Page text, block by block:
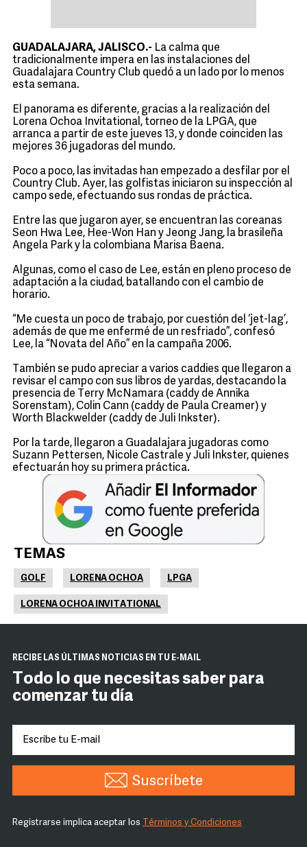
GUADALAJARA, JALISCO.- La calma que
tradicionalmente impera en las instalaciones del
Guadalajara Country Club quedó a un lado por lo menos
esta semana.
El panorama es diferente, gracias a la realización del
Lorena Ochoa Invitational, torneo de la LPGA, que
arranca a partir de este jueves 13, y donde coinciden las
mejores 36 jugadoras del mundo.
Poco a poco, las invitadas han empezado a desfilar por el
Country Club. Ayer, las golfistas iniciaron su inspección al
campo sede, efectuando sus rondas de práctica.
Entre las que jugaron ayer, se encuentran las coreanas
Seon Hwa Lee, Hee-Won Han y Jeong Jang, la brasileña
Angela Park y la colombiana Marisa Baena.
Algunas, como el caso de Lee, están en pleno proceso de
adaptación a la ciudad, batallando con el cambio de
horario.
“Me cuesta un poco de trabajo, por cuestión del ‘jet-lag’,
además de que me enfermé de un resfriado”, confesó
Lee, la “Novata del Año” en la campaña 2006.
También se pudo apreciar a varios caddies que llegaron a
revisar el campo con sus libros de yardas, destacando la
presencia de Terry McNamara (caddy de Annika
Sorenstam), Colin Cann (caddy de Paula Creamer) y
Worth Blackwelder (caddy de Juli Inkster).
Por la tarde, llegaron a Guadalajara jugadoras como
Suzann Pettersen, Nicole Castrale y Juli Inkster, quienes
efectuarán hoy su primera práctica.
TEMAS
GOLF LORENA OCHOA LPGA
LORENA OCHOA INVITATIONAL
RECIBE LAS ÚLTIMAS NOTICIAS EN TU E-MAIL
Todo lo que necesitas saber para
comenzar tu día
Suscríbete
Registrarse implica aceptar los Términos y Condiciones